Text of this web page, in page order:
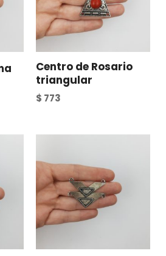
Centro de Rosario
triangular
$ 773